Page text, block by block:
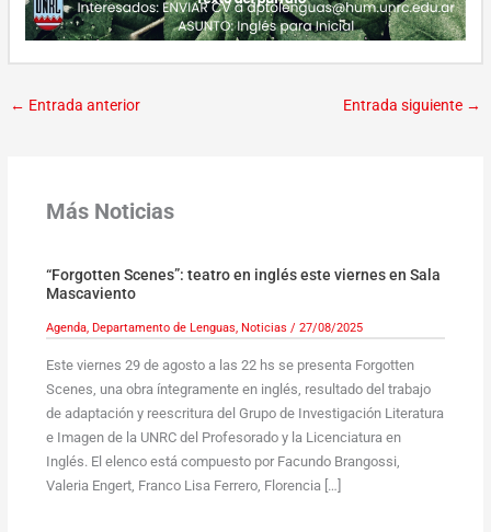
← Entrada anterior Entrada siguiente →
Más Noticias
“Forgotten Scenes”: teatro en inglés este viernes en Sala
Mascaviento
Agenda, Departamento de Lenguas, Noticias / 27/08/2025
Este viernes 29 de agosto a las 22 hs se presenta Forgotten
Scenes, una obra íntegramente en inglés, resultado del trabajo
de adaptación y reescritura del Grupo de Investigación Literatura
e Imagen de la UNRC del Profesorado y la Licenciatura en
Inglés. El elenco está compuesto por Facundo Brangossi,
Valeria Engert, Franco Lisa Ferrero, Florencia […]